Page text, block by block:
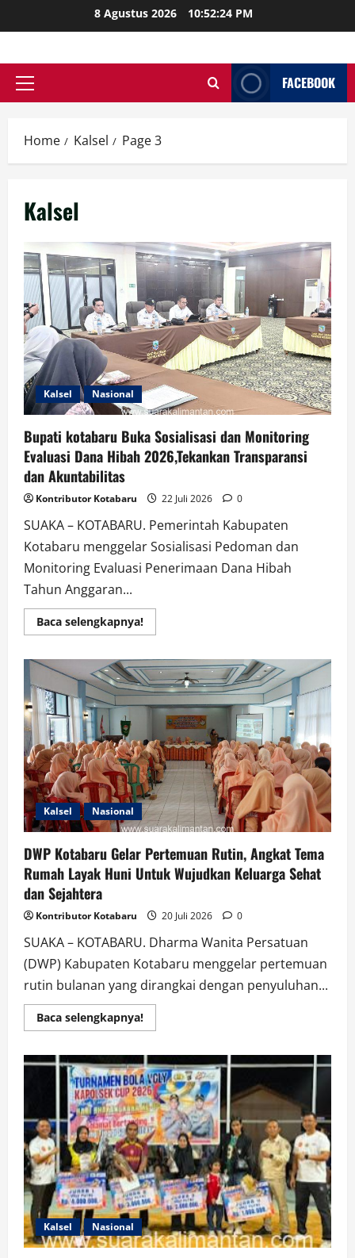
to
8 Agustus 2026 10:52:26 PM
Primary
FACEBOOK
Home Kalsel Page 3
Kalsel
Kalsel Nasional
Bupati kotabaru Buka Sosialisasi dan Monitoring
Evaluasi Dana Hibah 2026,Tekankan Transparansi
dan Akuntabilitas
Kontributor Kotabaru 22 Juli 2026 0
SUAKA – KOTABARU. Pemerintah Kabupaten
Kotabaru menggelar Sosialisasi Pedoman dan
Monitoring Evaluasi Penerimaan Dana Hibah
Tahun Anggaran...
Baca selengkapnya!Read
more
kotabaru
Buka
Sosialisasi
dan
Monitoring
Evaluasi
Dana
Hibah
2026,Tekankan
Transparansi
dan
Akuntabilitas
Kalsel Nasional
DWP Kotabaru Gelar Pertemuan Rutin, Angkat Tema
Rumah Layak Huni Untuk Wujudkan Keluarga Sehat
dan Sejahtera
Kontributor Kotabaru 20 Juli 2026 0
SUAKA – KOTABARU. Dharma Wanita Persatuan
(DWP) Kabupaten Kotabaru menggelar pertemuan
rutin bulanan yang dirangkai dengan penyuluhan...
Baca selengkapnya!Read
more
Kotabaru
Gelar
Pertemuan
Rutin,
Angkat
Tema
Rumah
Layak
Huni
Untuk
Wujudkan
Keluarga
Sehat
dan
Sejahtera
Kalsel Nasional